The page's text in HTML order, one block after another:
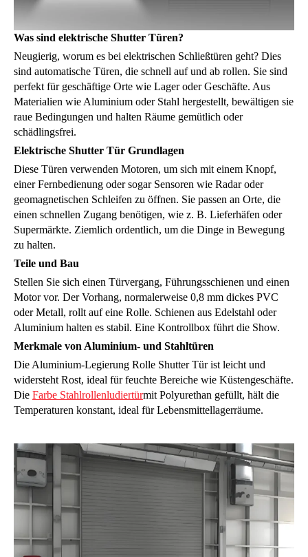
Was sind elektrische Shutter Türen?
Neugierig, worum es bei elektrischen Schließtüren geht? Dies
sind automatische Türen, die schnell auf und ab rollen. Sie sind
perfekt für geschäftige Orte wie Lager oder Geschäfte. Aus
Materialien wie Aluminium oder Stahl hergestellt, bewältigen sie
raue Bedingungen und halten Räume gemütlich oder
schädlingsfrei.
Elektrische Shutter Tür Grundlagen
Diese Türen verwenden Motoren, um sich mit einem Knopf,
einer Fernbedienung oder sogar Sensoren wie Radar oder
geomagnetischen Schleifen zu öffnen. Sie passen an Orte, die
einen schnellen Zugang benötigen, wie z. B. Lieferhäfen oder
Supermärkte. Ziemlich ordentlich, um die Dinge in Bewegung
zu halten.
Teile und Bau
Stellen Sie sich einen Türvergang, Führungsschienen und einen
Motor vor. Der Vorhang, normalerweise 0,8 mm dickes PVC
oder Metall, rollt auf eine Rolle. Schienen aus Edelstahl oder
Aluminium halten es stabil. Eine Kontrollbox führt die Show.
Merkmale von Aluminium- und Stahltüren
Die Aluminium-Legierung Rolle Shutter Tür ist leicht und
widersteht Rost, ideal für feuchte Bereiche wie Küstengeschäfte.
Die Farbe Stahlrollenludiertürmit Polyurethan gefüllt, hält die
Temperaturen konstant, ideal für Lebensmittellagerräume.